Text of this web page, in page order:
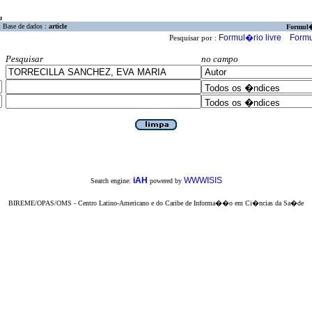
Base de dados : article
Pesquisar por : Formul�rio livre
Pesquisar
no campo
Search engine: iAH powered by WWWISIS
BIREME/OPAS/OMS - Centro Latino-Americano e do Caribe de Informa��o em Ci�ncias da Sa�de